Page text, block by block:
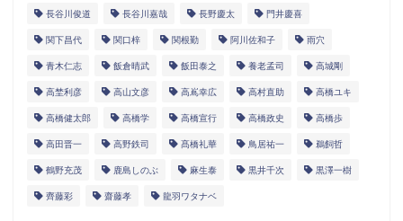
長谷川俊道 長谷川嘉哉 長野慶太 門井慶喜
関下昌代 関口梓 関根勤 阿川佐和子 雨穴
青木仁志 飯倉晴武 飯田泰之 養老孟司 高城剛
高埜利彦 高山文彦 高嶌幸広 高村直助 高橋ユキ
高橋健太郎 高橋学 高橋宣行 高橋政史 高橋歩
高田晋一 高野鉄司 髙橋礼華 鳥居祐一 鵜飼哲
鶴野充茂 鹿島しのぶ 麻生泰 黒井千次 黒澤一樹
齊藤彩 齋藤孝 龍羽ワタナベ